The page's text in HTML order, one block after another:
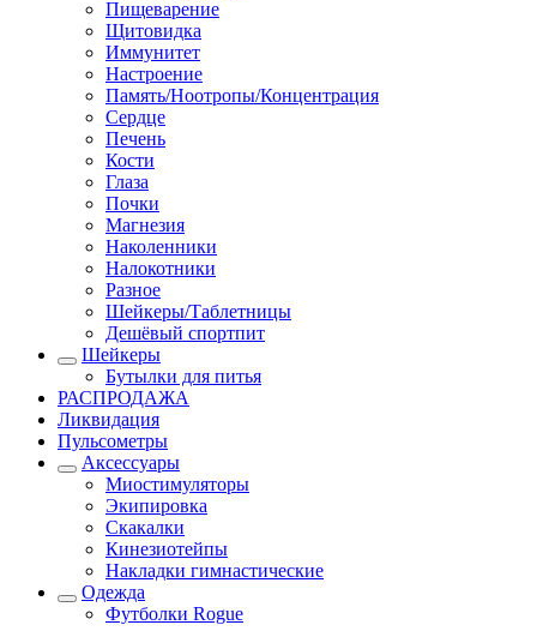
Пищеварение
Щитовидка
Иммунитет
Настроение
Память/Ноотропы/Концентрация
Сердце
Печень
Кости
Глаза
Почки
Магнезия
Наколенники
Налокотники
Разное
Шейкеры/Таблетницы
Дешёвый спортпит
Шейкеры
Бутылки для питья
РАСПРОДАЖА
Ликвидация
Пульсометры
Аксессуары
Миостимуляторы
Экипировка
Скакалки
Кинезиотейпы
Накладки гимнастические
Одежда
Футболки Rogue